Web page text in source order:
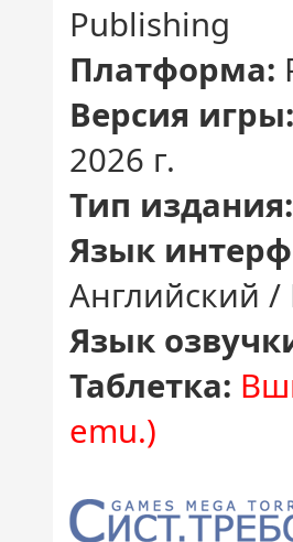
Publishing
Платформа:
Версия игры:
2026 г.
Тип издания:
Язык
Английский /
Язык
Таблетка:
emu.)